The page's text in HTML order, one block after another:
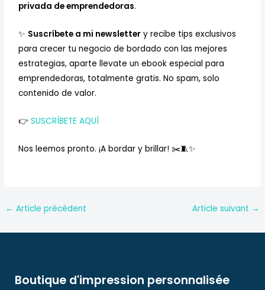
privada de emprendedoras.
✨ Suscríbete a mi newsletter y recibe tips exclusivos
para crecer tu negocio de bordado con las mejores
estrategias, aparte llevate un ebook especial para
emprendedoras, totalmente gratis. No spam, solo
contenido de valor.
👉SUSCRÍBETE AQUÍ
Nos leemos pronto. ¡A bordar y brillar! ✂️🧵✨
← Article précédent Article suivant →
Boutique d'impression personnalisée